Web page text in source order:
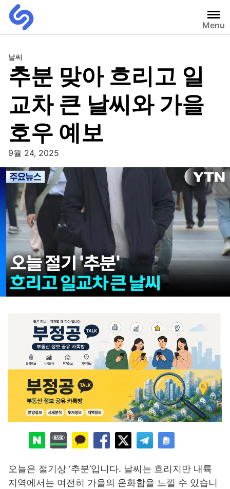
Menu
날씨
추분 맞아 흐리고 일
교차 큰 날씨와 가을
호우 예보
9월 24, 2025
오늘은 절기상 ‘추분’입니다. 날씨는 흐리지만 내륙
지역에서는 여전히 가을의 온화함을 느낄 수 있습니